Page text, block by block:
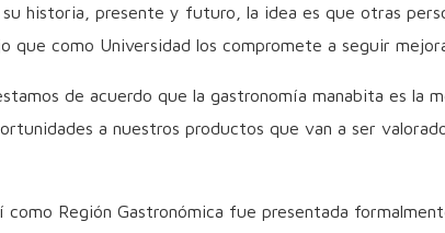
historia, presente y futuro, la idea es que otras
que como Universidad los compromete a seguir
de acuerdo que la gastronomía manabita es
a nuestros productos que van a ser
como Región Gastronómica fue presentada